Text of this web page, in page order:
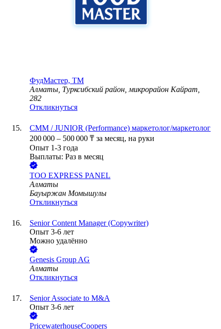
ФудМастер, ТМ
Алматы, Турксибский район, микрорайон Кайрат,
282
Откликнуться
СММ / JUNIOR (Performance) маркетолог/маркетолог
200 000 – 500 000 ₸ за месяц, на руки
Опыт 1-3 года
Выплаты: Раз в месяц
ТОО EXPRESS PANEL
Алматы
Бауыржан Момышулы
Откликнуться
Senior Content Manager (Copywriter)
Опыт 3-6 лет
Можно удалённо
Genesis Group AG
Алматы
Откликнуться
Senior Associate to M&A
Опыт 3-6 лет
PricewaterhouseCoopers